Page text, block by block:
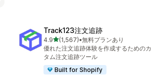
Track123注文追跡
4.95つ星中
(1,567)
合計レビュー数：1567件
•無料プランあり
優れた注文追跡体験を作成するための
タム注文追跡ツール
Built for Shopify